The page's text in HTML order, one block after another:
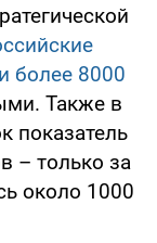
более 8000
Также в
показатель
– только за
около 1000